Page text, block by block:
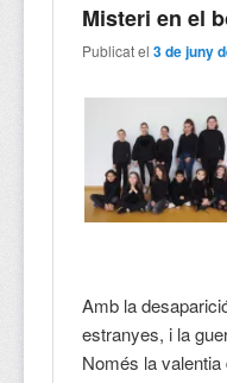
Misteri en el
Publicat el3 de juny
Amb la
estranyes, i la
Només la